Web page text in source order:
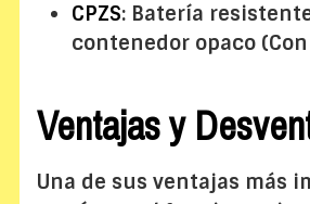
CPZS: Batería
contenedor opaco
Ventajas y
Una de sus ventajas más